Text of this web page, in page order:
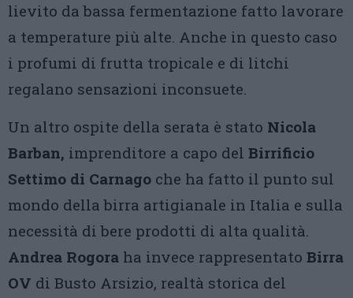
lievito da bassa fermentazione fatto lavorare
a temperature più alte. Anche in questo caso
i profumi di frutta tropicale e di litchi
regalano sensazioni inconsuete.
Un altro ospite della serata è stato Nicola
Barban, imprenditore a capo del Birrificio
Settimo di Carnago che ha fatto il punto sul
mondo della birra artigianale in Italia e sulla
necessità di bere prodotti di alta qualità.
Andrea Rogora ha invece rappresentato Birra
OV di Busto Arsizio, realtà storica del